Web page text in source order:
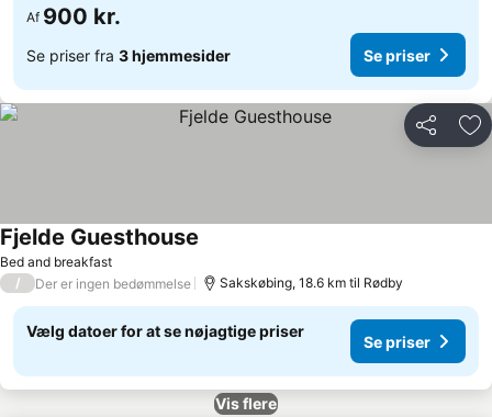
Af 900 kr.
Se priser fra 3 hjemmesider Se priser
Del
Bed and breakfast
Fjelde Guesthouse
/ Der er ingen bedømmelse Sakskøbing, 18.6 km til Rødby
Vælg datoer for at se nøjagtige priser
Se priser
Vis flere